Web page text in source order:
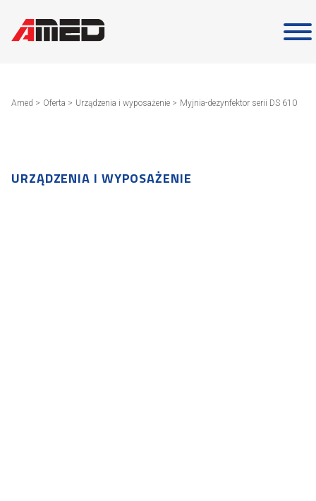
content
Amed > Oferta > Urządzenia i wyposażenie > Myjnia-dezynfektor serii DS 610
URZĄDZENIA I WYPOSAŻENIE